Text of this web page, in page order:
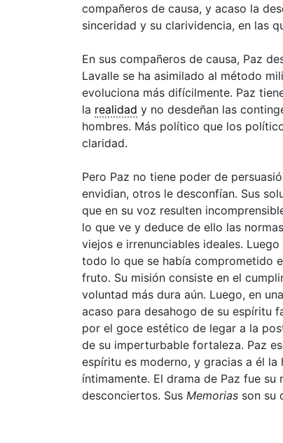
compañeros de causa, y acaso la
sinceridad y su clarividencia, en las
En sus compañeros de causa, Paz
Lavalle se ha asimilado al método
evoluciona más difícilmente. Paz
la realidad y no desdeñan las
hombres. Más político que los
claridad.
Pero Paz no tiene poder de
envidian, otros le desconfían. Sus
que en su voz resulten
lo que ve y deduce de ello las
viejos e irrenunciables ideales.
todo lo que se había comprometido
fruto. Su misión consiste en el
voluntad más dura aún. Luego, en
acaso para desahogo de su espíritu
por el goce estético de legar a la
de su imperturbable fortaleza. Paz
espíritu es moderno, y gracias a él
íntimamente. El drama de Paz fue
desconciertos. Sus Memorias son su